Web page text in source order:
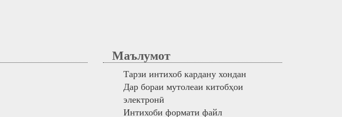
Маълумот
Тарзи интихоб кардану хондан
Дар бораи мутолеаи китобҳои
электронӣ
Интихоби формати файл